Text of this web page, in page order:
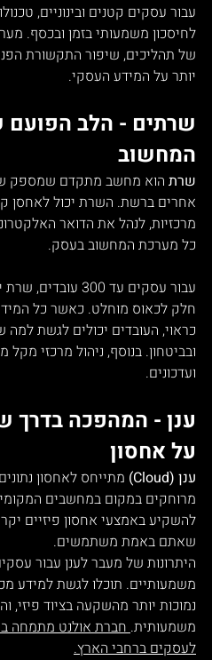
עבור עסקים קטנים ובינוניים,
של תהליכים, שיפור התקשורת
יותר על המידע העסקי.
שרתים - הלב
המחשוב
שרת הוא מחשב מתקדם שמספק
אחרים ברשת. השרת יכול לאחסן
מרכזיות, לנהל את הדואר
כל מערכת המחשוב בעסק.
עבור עסקים עד 300
חלק לכאוס מוחלט. כאשר כל
כראוי, העובדים יכולים לגשת
ובביטחון. בנוסף, ניהול מרכזי
ועדכונים.
ענן - המהפכה בדרך
על אחסון
ענן (Cloud)
מתייחס לאחסון
מרוחקים במקום במחשבים
להשקיע באמצעי אחסון פיזיים
שאתם באמת משתמשים.
היתרונות של מעבר לענן עבור
משמעותיים. תוכלו לגשת למידע
נמוכות יותר מהשקעה בציוד פיזי,
משמעותית. חברת אולנט מתמחה
לעסקים ברחבי הארץ.